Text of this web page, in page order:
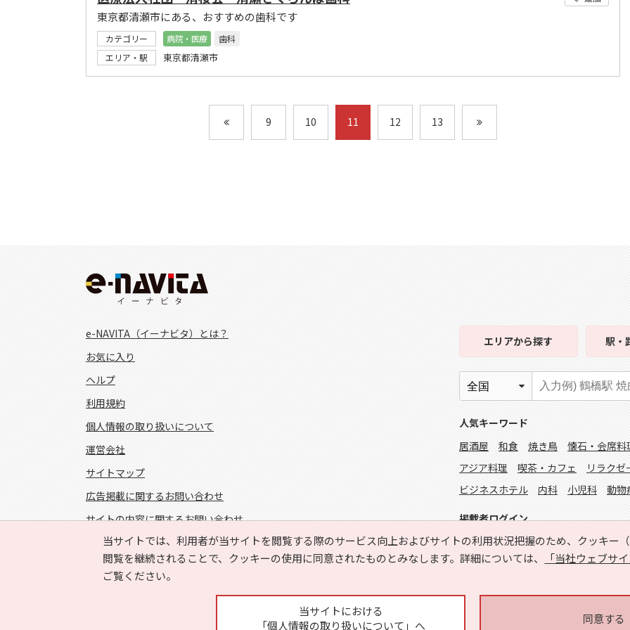
東京都清瀬市にある、おすすめの歯科です
カテゴリー 病院・医療
歯科
エリア・駅
東京都清瀬市
9 10 11 12 13
当サイトでは、利用者が当サイトを閲覧する際のサービス向上およびサイトの利用状況把握のため、クッキー
閲覧を継続されることで、クッキーの使用に同意されたものとみなします。詳細については、
「当社ウェブサ
ご覧ください。
当サイトにおける
「個人情報の取り扱いについて」へ
同意する
e-NAVITA（イーナビタ）とは？
お気に入り
ヘルプ
利用規約
個人情報の取り扱いについて
運営会社
サイトマップ
広告掲載に関するお問い合わせ
サイトの内容に関するお問い合わせ
エリアから探す 駅・
人気キーワード
居酒屋
和食 焼き鳥 懐石・会席料
アジア料理
喫茶・カフェ リラクゼ
ビジネスホテル
内科 小児科 動物
掲載者ログイン
FOLLOW US!